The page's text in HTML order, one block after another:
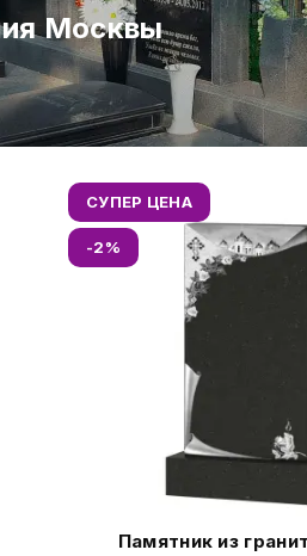
Москвы
СУПЕР ЦЕНА
-2%
Памятник из